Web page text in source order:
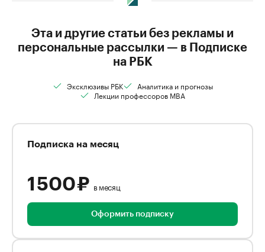
Эта и другие статьи без рекламы и
персональные рассылки — в Подписке
на РБК
Эксклюзивы РБК
Аналитика и прогнозы
Лекции профессоров MBA
Подписка на месяц
1 500 ₽ в месяц
Оформить подписку